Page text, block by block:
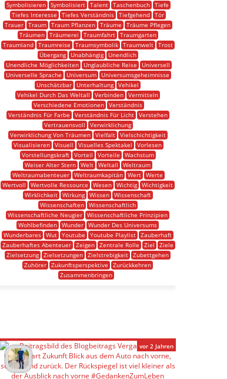
Symbolisieren Symbolisiert Talent Taschenbuch Tiefe
Tiefes Interesse
Tiefes Verständnis Tiefgehend
Tör
Trauer Traum Traum Pflanzen Träume
Träume Pflegen
Träumen
Träumerei Traumfahrt
Traumgarten
Traumland
Traumreise Traumsymbolik Traumwelt
Trost
Übergang
Unabhängig
Unendlich
Unendliche Möglichkeiten
Unglaubliche Reise
Universell
Universelle Sprache
Universum
Universumsgeheimnisse
Unschätzbar
Unterhaltung Vehikel
Vehikel Durch Das Weltall
Verbinden Vermitteln
Verschiedene Emotionen
Verständnis
Verständnis Für Farbe
Verständnis Für Licht
Verstehen
Vertrauensvoll
Verwirklichung
Verwirklichung Von Träumen
Vielfalt
Vielschichtigkeit
Visualisieren Visuell Visuelles Spektakel
Vorlesen
Vorstellungskraft
Vorteil Vorteile
Wachstum
Weiser Alter Stern Welt Weltall
Weltraum
Weltraumabenteuer Weltraumkapitän Wert Werte
Wertvoll
Wertvolle Ressource Wesen Wichtig Wichtigkeit
Wirklichkeit
Wirkung Wissen
Wissenschaft
Wissenschaften
Wissenschaftlich
Wissenschaftliche Neugier Wissenschaftliche Prinzipien
Wohlbefinden Wunder Wunder Des Universums
Wunderbares Wut Youtube Youtube Playlist Zauberhaft
Zauberhaftes Abenteuer
Zeigen Zentrale Rolle Ziel
Ziele
Zielsetzung Zielsetzungen Zielstrebigkeit Zubettgehen
Zuhörer Zukunftsperspektive
Zurückkehren
Zusammenbringen
vor 2 Jahren